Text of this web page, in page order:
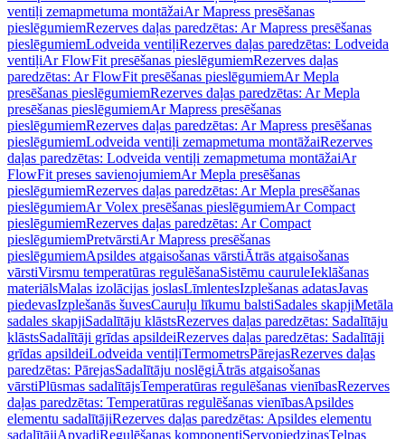
ventiļi zemapmetuma montāžaiAr Mapress presēšanas
pieslēgumiemRezerves daļas paredzētas: Ar Mapress presēšanas
pieslēgumiemLodveida ventiļiRezerves daļas paredzētas: Lodveida
ventiļiAr FlowFit presēšanas pieslēgumiemRezerves daļas
paredzētas: Ar FlowFit presēšanas pieslēgumiemAr Mepla
presēšanas pieslēgumiemRezerves daļas paredzētas: Ar Mepla
presēšanas pieslēgumiemAr Mapress presēšanas
pieslēgumiemRezerves daļas paredzētas: Ar Mapress presēšanas
pieslēgumiemLodveida ventiļi zemapmetuma montāžaiRezerves
daļas paredzētas: Lodveida ventiļi zemapmetuma montāžaiAr
FlowFit preses savienojumiemAr Mepla presēšanas
pieslēgumiemRezerves daļas paredzētas: Ar Mepla presēšanas
pieslēgumiemAr Volex presēšanas pieslēgumiemAr Compact
pieslēgumiemRezerves daļas paredzētas: Ar Compact
pieslēgumiemPretvārstiAr Mapress presēšanas
pieslēgumiemApsildes atgaisošanas vārstiĀtrās atgaisošanas
vārstiVirsmu temperatūras regulēšanaSistēmu cauruleIeklāšanas
materiālsMalas izolācijas joslasLīmlentesIzplešanas adatasJavas
piedevasIzplešanās šuvesCauruļu līkumu balstiSadales skapjiMetāla
sadales skapjiSadalītāju klāstsRezerves daļas paredzētas: Sadalītāju
klāstsSadalītāji grīdas apsildeiRezerves daļas paredzētas: Sadalītāji
grīdas apsildeiLodveida ventiļiTermometrsPārejasRezerves daļas
paredzētas: PārejasSadalītāju noslēgiĀtrās atgaisošanas
vārstiPlūsmas sadalītājsTemperatūras regulēšanas vienībasRezerves
daļas paredzētas: Temperatūras regulēšanas vienībasApsildes
elementu sadalītājiRezerves daļas paredzētas: Apsildes elementu
sadalītājiApvadiRegulēšanas komponentiServopiedziņasTelpas